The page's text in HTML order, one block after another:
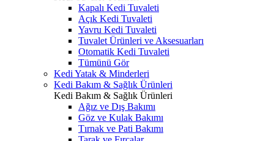
Kapalı Kedi Tuvaleti
Açık Kedi Tuvaleti
Yavru Kedi Tuvaleti
Tuvalet Ürünleri ve Aksesuarları
Otomatik Kedi Tuvaleti
Tümünü Gör
Kedi Yatak & Minderleri
Kedi Bakım & Sağlık Ürünleri
Kedi Bakım & Sağlık Ürünleri
Ağız ve Dış Bakımı
Göz ve Kulak Bakımı
Tırnak ve Pati Bakımı